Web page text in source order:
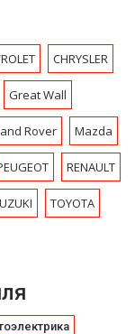
CHRYSLЕR
Great Wall
Rover Mazda
RENAULT
TOYOTA